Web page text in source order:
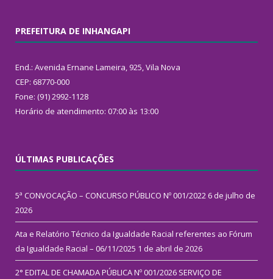
PREFEITURA DE INHANGAPI
End.: Avenida Ernane Lameira, 925, Vila Nova
CEP: 68770-000
Fone: (91) 2992-1128
Horário de atendimento: 07:00 às 13:00
ÚLTIMAS PUBLICAÇÕES
5ª CONVOCAÇÃO – CONCURSO PÚBLICO Nº 001/2022 6 de julho de
2026
Ata e Relatório Técnico da Igualdade Racial referentes ao Fórum
da Igualdade Racial – 06/11/2025 1 de abril de 2026
2° EDITAL DE CHAMADA PÚBLICA Nº 001/2026 SERVIÇO DE